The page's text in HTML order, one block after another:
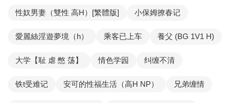
性奴男妻（雙性 高H）[繁體版] 小保姆撩春记
愛麗絲淫遊夢境（h） 乘客已上车 養父 (BG 1V1 H)
大学【耻 虐 憋 荡】 情色学园 纠缠不清
铁t受难记 安可的性福生活（高H NP） 兄弟缠情